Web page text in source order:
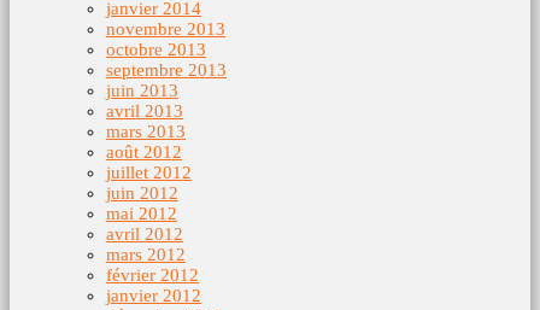
janvier 2014
novembre 2013
octobre 2013
septembre 2013
juin 2013
avril 2013
mars 2013
août 2012
juillet 2012
juin 2012
mai 2012
avril 2012
mars 2012
février 2012
janvier 2012